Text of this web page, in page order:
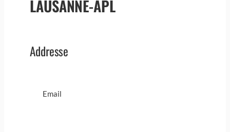
LAUSANNE-APL
Addresse
Email